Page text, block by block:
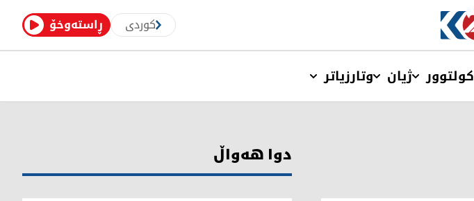
ڕاستەوخۆ کوردی
کولتوور ژیان وتارزیاتر
دوا هەواڵ